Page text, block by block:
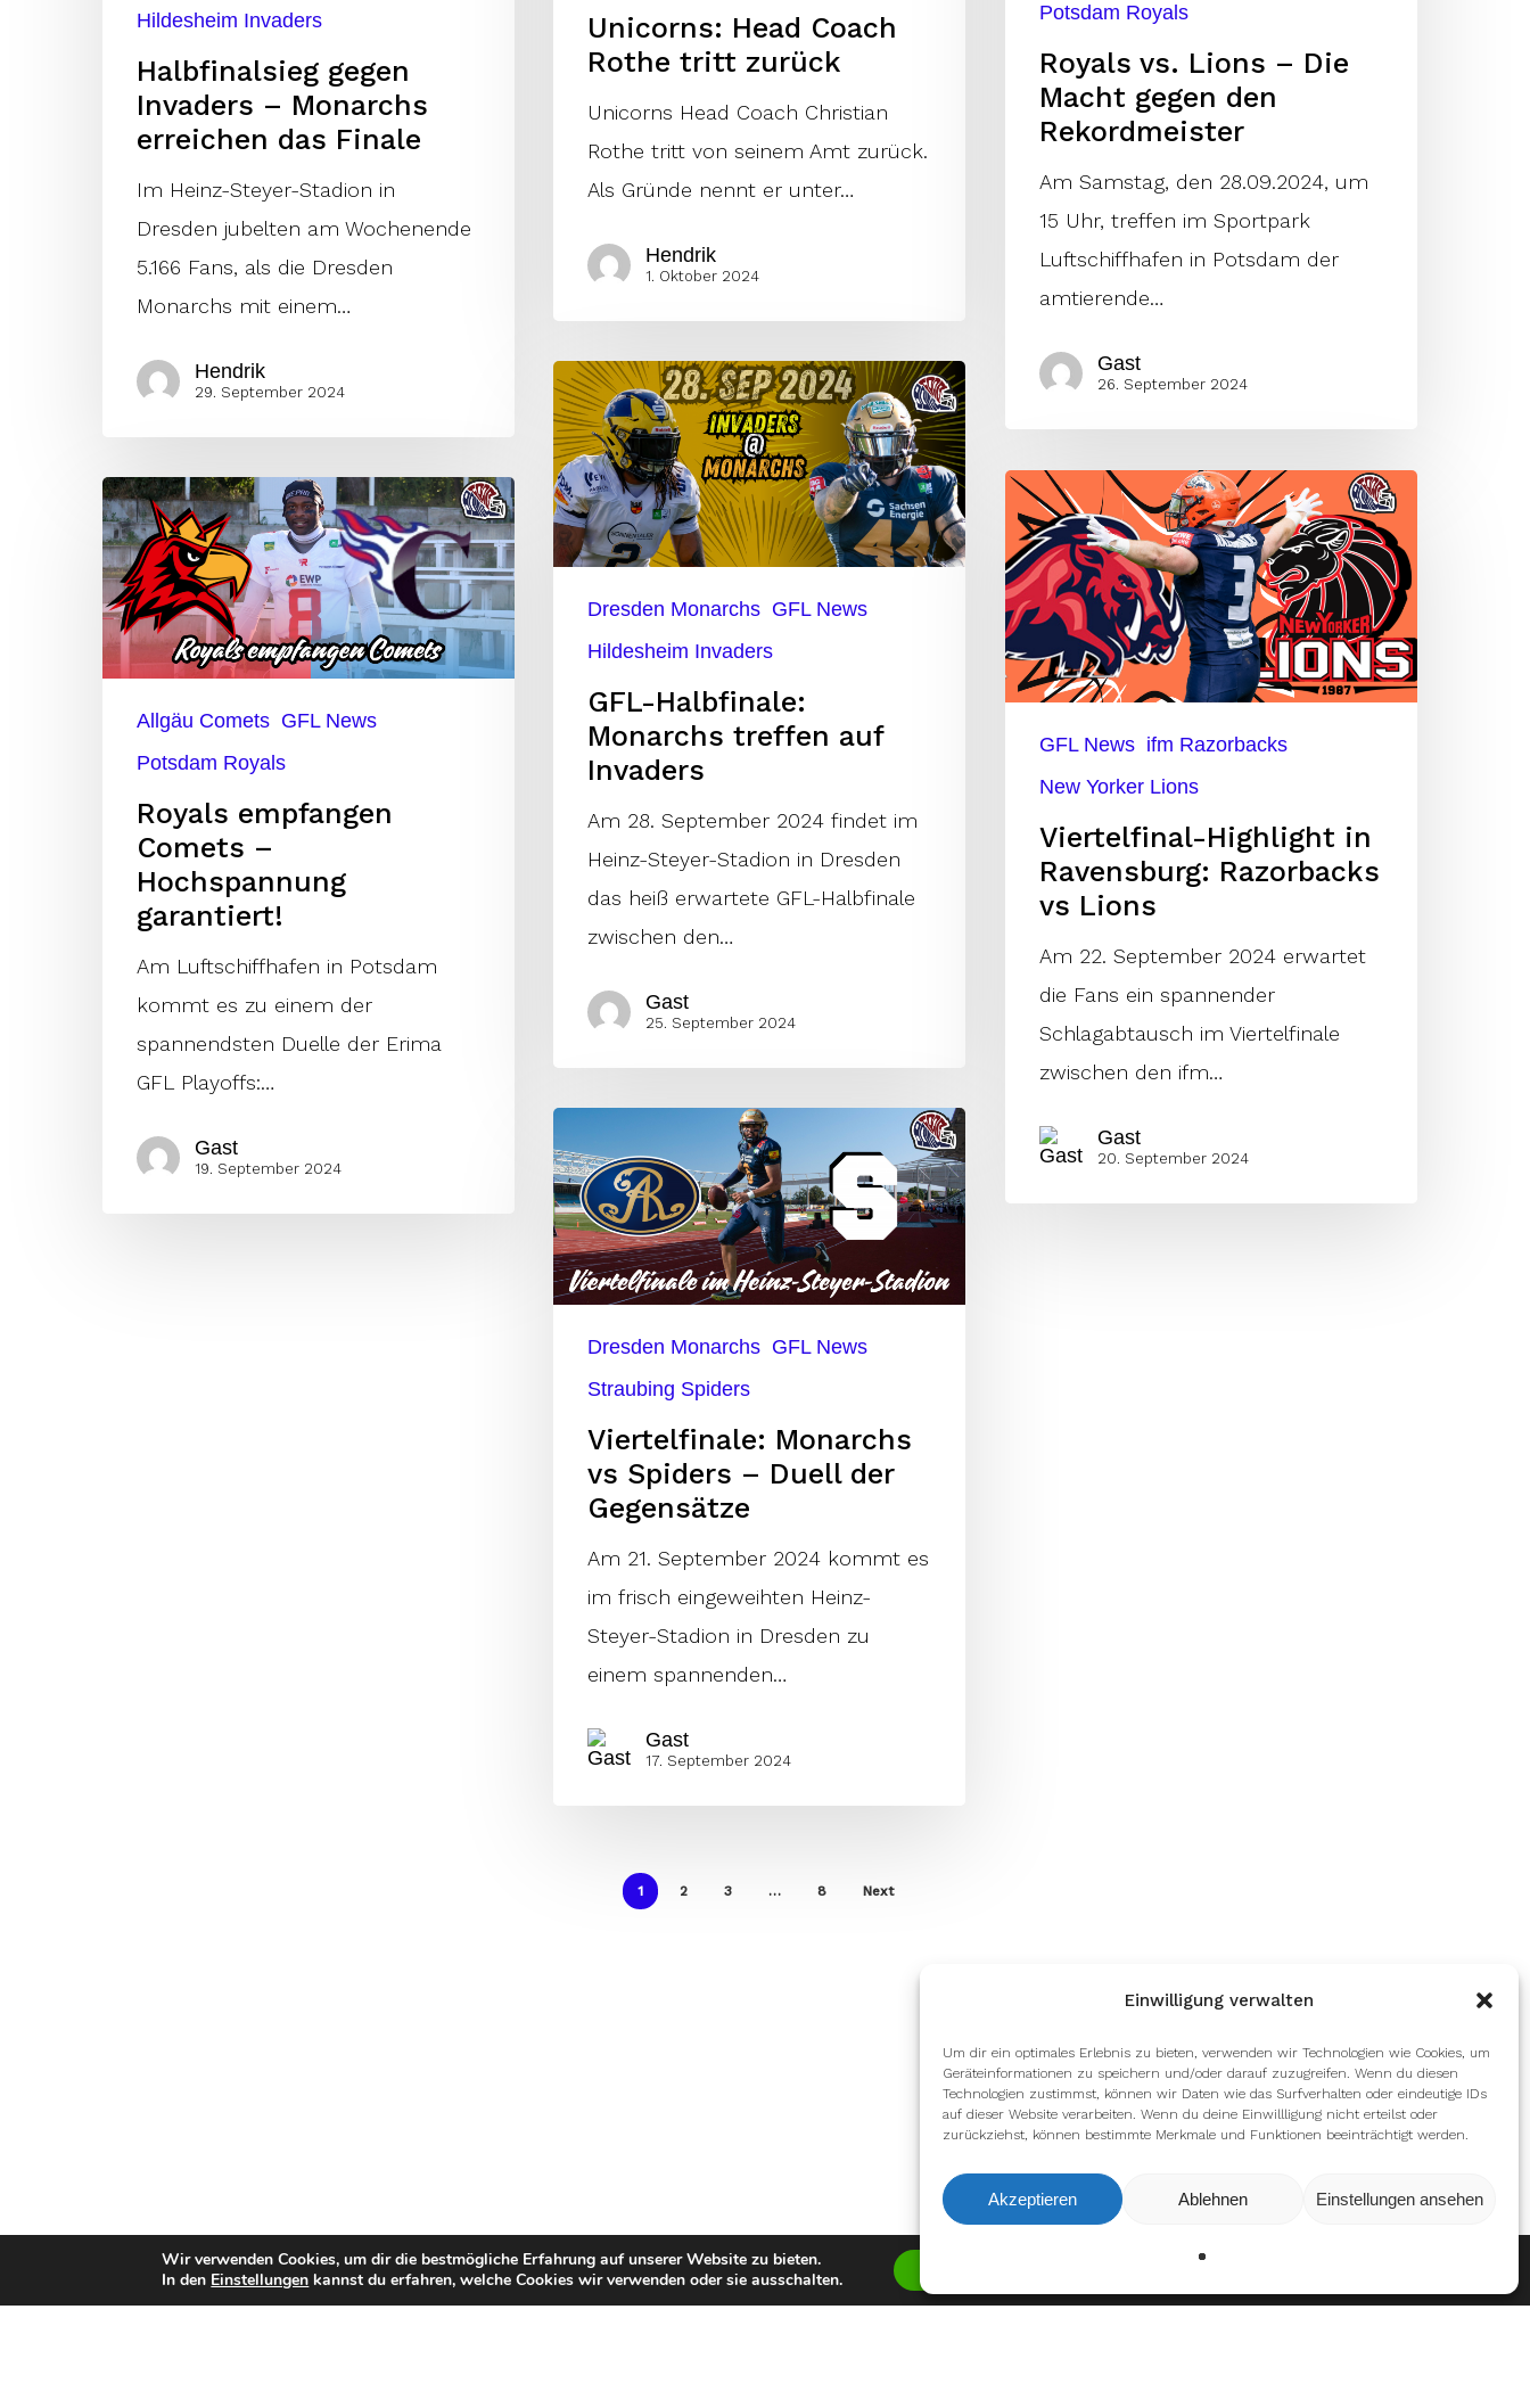
Einwilligung verwalten
Um dir ein optimales Erlebnis zu bieten, verwenden wir Technologien wie Cookies, um
Geräteinformationen zu speichern und/oder darauf zuzugreifen. Wenn du diesen
Technologien zustimmst, können wir Daten wie das Surfverhalten oder eindeutige IDs
auf dieser Website verarbeiten. Wenn du deine Einwillligung nicht erteilst oder
zurückziehst, können bestimmte Merkmale und Funktionen beeinträchtigt werden.
Akzeptieren Ablehnen Einstellungen ansehen
Unicorns: Head Coach
Rothe tritt zurück
Unicorns Head Coach Christian
Rothe tritt von seinem Amt zurück.
Als Gründe nennt er unter…
Hendrik
1. Oktober 2024
FinaleHildesheim Invaders
Halbfinalsieg gegen
Invaders – Monarchs
erreichen das Finale
Im Heinz-Steyer-Stadion in
Dresden jubelten am Wochenende
5.166 Fans, als die Dresden
Monarchs mit einem…
Hendrik
29. September 2024
Rekordmeister
Potsdam Royals
Royals vs. Lions – Die
Macht gegen den
Rekordmeister
Am Samstag, den 28.09.2024, um
15 Uhr, treffen im Sportpark
Luftschiffhafen in Potsdam der
amtierende…
Gast
26. September 2024
GFL-
Halbfinale:
Monarchs
treffen
auf
Invaders
Dresden Monarchs GFL News
Hildesheim Invaders
GFL-Halbfinale:
Monarchs treffen auf
Invaders
Am 28. September 2024 findet im
Heinz-Steyer-Stadion in Dresden
das heiß erwartete GFL-Halbfinale
zwischen den…
Gast
25. September 2024
Viertelfinal-
Highlight
in
Ravensburg:
Razorbacks
vs
GFL News ifm Razorbacks
New Yorker Lions
Viertelfinal-Highlight in
Ravensburg: Razorbacks
vs Lions
Am 22. September 2024 erwartet
die Fans ein spannender
Schlagabtausch im Viertelfinale
zwischen den ifm…
Gast
20. September 2024
Royals
empfangen
Comets
–
Hochspannung
Allgäu Comets GFL News
Potsdam Royals
Royals empfangen
Comets –
Hochspannung
garantiert!
Am Luftschiffhafen in Potsdam
kommt es zu einem der
spannendsten Duelle der Erima
GFL Playoffs:…
Gast
19. September 2024
Monarchs
vs
Spiders
–
Gegensätze
Dresden Monarchs GFL News
Straubing Spiders
Viertelfinale: Monarchs
vs Spiders – Duell der
Gegensätze
Am 21. September 2024 kommt es
im frisch eingeweihten Heinz-
Steyer-Stadion in Dresden zu
einem spannenden…
Gast
17. September 2024
1 2 3 … 8 Next
Wir verwenden Cookies, um dir die bestmögliche Erfahrung auf unserer Website zu bieten.
In den Einstellungen kannst du erfahren, welche Cookies wir verwenden oder sie ausschalten.